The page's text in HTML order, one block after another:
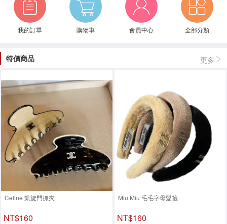
我的訂單 購物車 會員中心 全部分類
特價商品 更多
Celine 凱旋門抓夾
NT$160
Miu Miu 毛毛字母髮箍
NT$160